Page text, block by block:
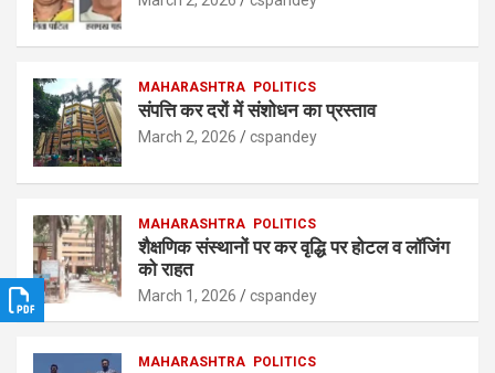
p
p
o
k
MAHARASHTRA POLITICS
संपत्ति कर दरों में संशोधन का प्रस्ताव
March 2, 2026 cspandey
MAHARASHTRA POLITICS
शैक्षणिक संस्थानों पर कर वृद्धि पर होटल व लॉजिंग
को राहत
March 1, 2026 cspandey
MAHARASHTRA POLITICS